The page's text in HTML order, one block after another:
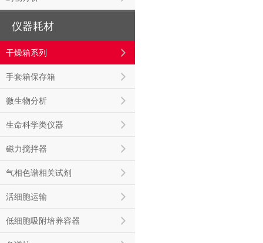
仪器耗材
干燥箱系列
手套箱保存箱
微生物分析
生命科学类仪器
磁力搅拌器
气相色谱相关试剂
活细胞运输
低细胞吸附培养容器